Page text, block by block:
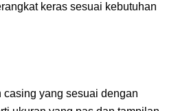
keras sesuai kebutuhan
casing yang sesuai dengan